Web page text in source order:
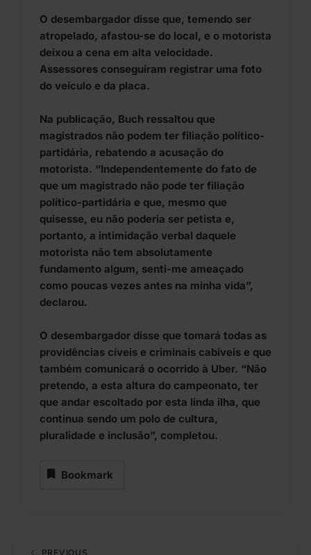
O desembargador disse que, temendo ser
atropelado, afastou-se do local, e o motorista
deixou a cena em alta velocidade.
Assessores conseguiram registrar uma foto
do veículo e da placa.
Na publicação, Buch ressaltou que
magistrados não podem ter filiação político-
partidária, rebatendo a acusação do
motorista. “Independentemente do fato de
que um magistrado não pode ter filiação
político-partidária e que, mesmo que
quisesse, eu não poderia ser petista e,
portanto, a intimidação verbal daquele
motorista não tem absolutamente
fundamento algum, senti-me ameaçado
como poucas vezes antes na minha vida”,
declarou.
O desembargador disse que tomará todas as
providências cíveis e criminais cabíveis e que
também comunicará o ocorrido à Uber. “Não
pretendo, a esta altura do campeonato, ter
que andar escoltado por esta linda ilha, que
continua sendo um polo de cultura,
pluralidade e inclusão”, completou.
Bookmark
PREVIOUS